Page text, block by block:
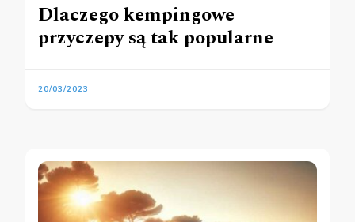
Dlaczego kempingowe
przyczepy są tak popularne
20/03/2023